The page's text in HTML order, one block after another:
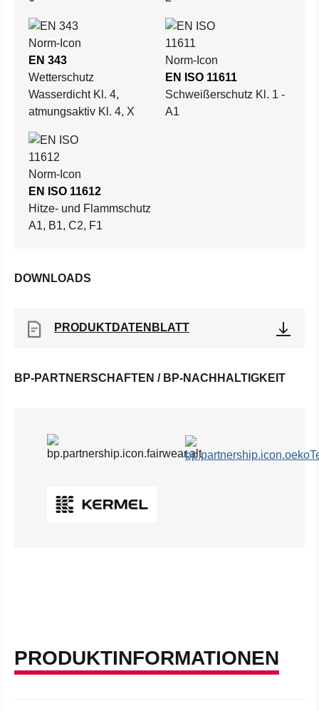
EN 343
Wetterschutz
Wasserdicht Kl. 4,
atmungsaktiv Kl. 4, X
EN ISO 11611
Schweißerschutz Kl. 1 -
A1
EN ISO 11612
Hitze- und Flammschutz
A1, B1, C2, F1
DOWNLOADS
PRODUKTDATENBLATT
BP-PARTNERSCHAFTEN / BP-NACHHALTIGKEIT
PRODUKTINFORMATIONEN